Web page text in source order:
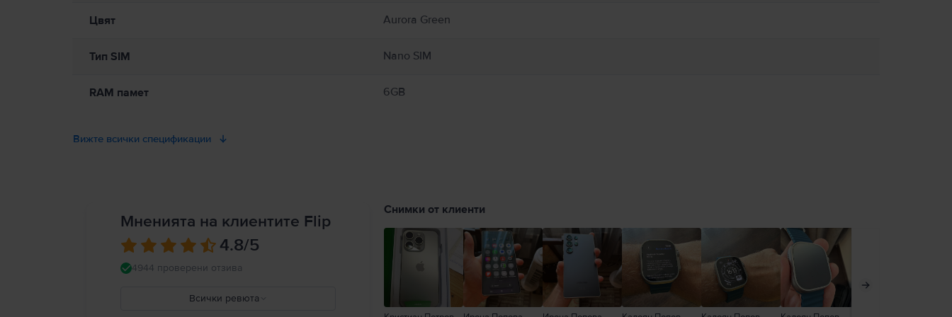
Цвят Aurora Green
Тип SIM Nano SIM
RAM памет 6GB
Вижте всички спецификации
Мненията на клиентите Flip
4.8/5
4944 проверени отзива
Всички ревюта
Снимки от клиенти